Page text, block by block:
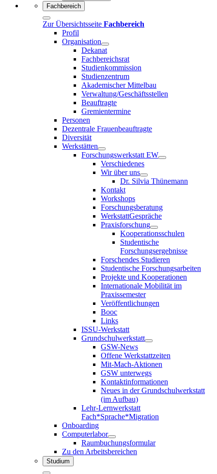
Fachbereich
Zur Übersichtsseite Fachbereich
Profil
Organisation
Dekanat
Fachbereichsrat
Studienkommission
Studienzentrum
Akademischer Mittelbau
Verwaltung/Geschäftsstellen
Beauftragte
Gremientermine
Personen
Dezentrale Frauenbeauftragte
Diversität
Werkstätten
Forschungswerkstatt EW
Verschiedenes
Wir über uns
Dr. Silvia Thünemann
Kontakt
Workshops
Forschungsberatung
WerkstattGespräche
Praxisforschung
Kooperationsschulen
Studentische
Forschungsergebnisse
Forschendes Studieren
Studentische Forschungsarbeiten
Projekte und Kooperationen
Internationale Mobilität im
Praxissemester
Veröffentlichungen
Booc
Links
ISSU-Werkstatt
Grundschulwerkstatt
GSW-News
Offene Werkstattzeiten
Mit-Mach-Aktionen
GSW unterwegs
Kontaktinformationen
Neues in der Grundschulwerkstatt
(im Aufbau)
Lehr-Lernwerkstatt
Fach*Sprache*Migration
Onboarding
Computerlabor
Raumbuchungsformular
Zu den Arbeitsbereichen
Studium